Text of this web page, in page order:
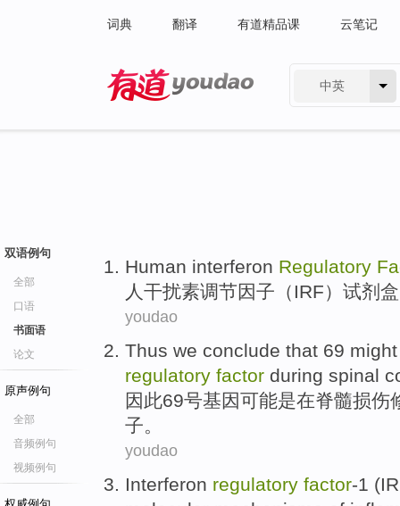
词典 翻译 有道精品课 云笔记
中英
双语例句
全部
口语
书面语
论文
原声例句
全部
音频例句
视频例句
Human interferon Regulatory
人 干扰素调节因子 （ IRF）试剂
youdao
Thus we conclude that 69
regulatory factor during spinal
因此69号基因可能是在脊髓损伤
子。
youdao
Interferon regulatory factor-1 (